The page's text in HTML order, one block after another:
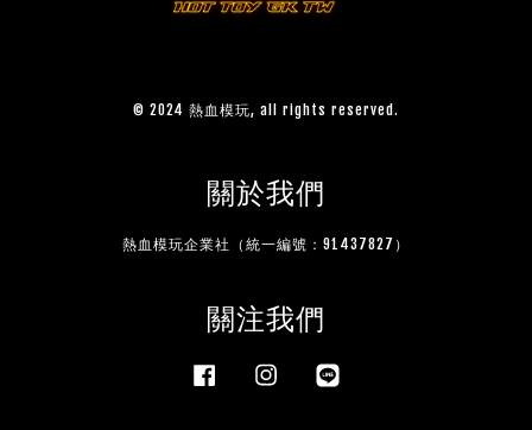
© 2024 熱血模玩, all rights reserved.
關於我們
熱血模玩企業社（統一編號：91437827）
關注我們
Facebook Instagram